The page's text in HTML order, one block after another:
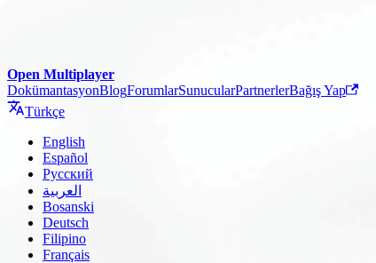
Open Multiplayer
DokümantasyonBlogForumlarSunucularPartnerlerBağış Yap
Türkçe
English
Español
Русский
العربية
Bosanski
Deutsch
Filipino
Français